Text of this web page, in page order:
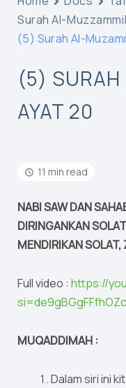
Surah Al-Muzzammil
(5) Surah Al-
(5)
AYAT 20
11 min read
NABI SAW DAN
DIRINGANKAN
MENDIRIKAN
Full video : https://
MUQADDIMAH :
Dalam siri ini